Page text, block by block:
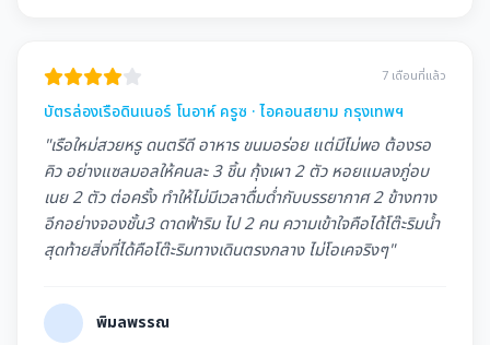
7 เดือนที่แล้ว
บัตรล่องเรือดินเนอร์ โนอาห์ ครูซ · ไอคอนสยาม กรุงเทพฯ
"เรือใหม่สวยหรู ดนตรีดี อาหาร ขนมอร่อย แต่มีไม่พอ ต้องรอ
คิว อย่างแซลมอลให้คนละ 3 ชิ้น กุ้งเผา 2 ตัว หอยแมลงภู่อบ
เนย 2 ตัว ต่อครั้ง ทำให้ไม่มีเวลาดื่มด่ำกับบรรยากาศ 2 ข้างทาง
อีกอย่างจองชั้น3 ดาดฟ้าริม ไป 2 คน ความเข้าใจคือได้โต๊ะริมน้ำ
สุดท้ายสิ่งที่ได้คือโต๊ะริมทางเดินตรงกลาง ไม่โอเคจริงๆ"
พิมลพรรณ